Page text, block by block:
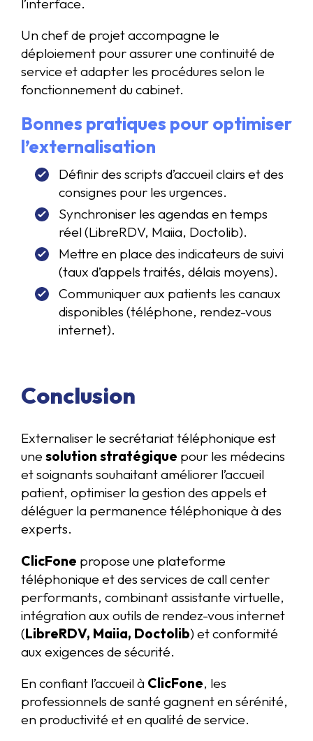
Un chef de projet accompagne le
déploiement pour assurer une continuité de
service et adapter les procédures selon le
fonctionnement du cabinet.
Bonnes pratiques pour optimiser
l’externalisation
Définir des scripts d’accueil clairs et des
consignes pour les urgences.
Synchroniser les agendas en temps
réel (LibreRDV, Maiia, Doctolib).
Mettre en place des indicateurs de suivi
(taux d’appels traités, délais moyens).
Communiquer aux patients les canaux
disponibles (téléphone, rendez-vous
internet).
Conclusion
Externaliser le secrétariat téléphonique est
une solution stratégique pour les médecins
et soignants souhaitant améliorer l’accueil
patient, optimiser la gestion des appels et
déléguer la permanence téléphonique à des
experts.
ClicFone propose une plateforme
téléphonique et des services de call center
performants, combinant assistante virtuelle,
intégration aux outils de rendez-vous internet
(LibreRDV, Maiia, Doctolib) et conformité
aux exigences de sécurité.
En confiant l’accueil à ClicFone, les
professionnels de santé gagnent en sérénité,
en productivité et en qualité de service.